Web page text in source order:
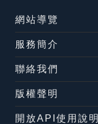
網站導覽
服務簡介
聯絡我們
版權聲明
開放API使用說明